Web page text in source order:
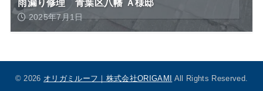
雨漏り修理 青葉区八幡 Ａ様邸
2025年7月1日
© 2026 オリガミルーフ｜株式会社ORIGAMI All Rights Reserved.